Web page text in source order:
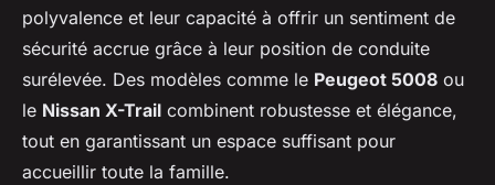
polyvalence et leur capacité à offrir un sentiment de
sécurité accrue grâce à leur position de conduite
surélevée. Des modèles comme le Peugeot 5008 ou
le Nissan X-Trail combinent robustesse et élégance,
tout en garantissant un espace suffisant pour
accueillir toute la famille.